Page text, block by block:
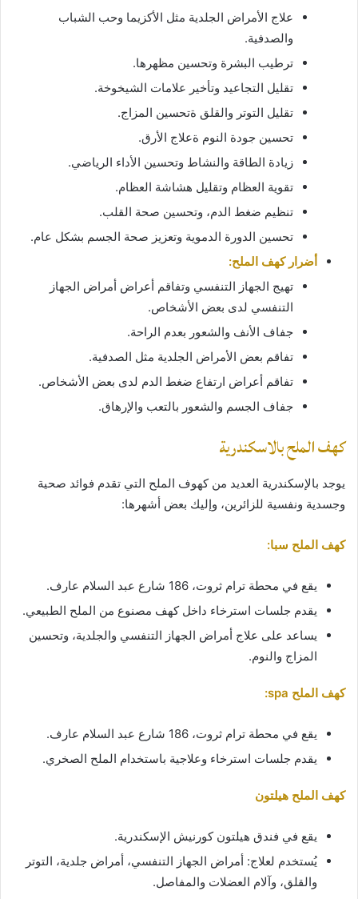
علاج الأمراض الجلدية مثل الأكزيما وحب الشباب
والصدفية.
ترطيب البشرة وتحسين مظهرها.
تقليل التجاعيد وتأخير علامات الشيخوخة.
تقليل التوتر والقلق ةتحسين المزاج.
تحسين جودة النوم ةعلاج الأرق.
زيادة الطاقة والنشاط وتحسين الأداء الرياضي.
تقوية العظام وتقليل هشاشة العظام.
تنظيم ضغط الدم، وتحسين صحة القلب.
تحسين الدورة الدموية وتعزيز صحة الجسم بشكل عام.
أضرار كهف الملح:
تهيج الجهاز التنفسي وتفاقم أعراض أمراض الجهاز
التنفسي لدى بعض الأشخاص.
جفاف الأنف والشعور بعدم الراحة.
تفاقم بعض الأمراض الجلدية مثل الصدفية.
تفاقم أعراض ارتفاع ضغط الدم لدى بعض الأشخاص.
جفاف الجسم والشعور بالتعب والإرهاق.
كهف الملح بالاسكندرية
يوجد بالإسكندرية العديد من كهوف الملح التي تقدم فوائد صحية
وجسدية ونفسية للزائرين، وإليك بعض أشهرها:
كهف الملح سبا:
يقع في محطة ترام ثروت، 186 شارع عبد السلام عارف.
يقدم جلسات استرخاء داخل كهف مصنوع من الملح الطبيعي.
يساعد على علاج أمراض الجهاز التنفسي والجلدية، وتحسين
المزاج والنوم.
كهف الملح spa:
يقع في محطة ترام ثروت، 186 شارع عبد السلام عارف.
يقدم جلسات استرخاء وعلاجية باستخدام الملح الصخري.
كهف الملح هيلتون
يقع في فندق هيلتون كورنيش الإسكندرية.
يُستخدم لعلاج: أمراض الجهاز التنفسي، أمراض جلدية، التوتر
والقلق، وآلام العضلات والمفاصل.